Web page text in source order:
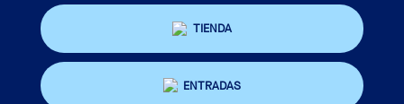
TIENDA
ENTRADAS